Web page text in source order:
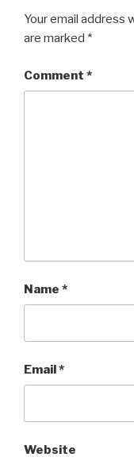
Your email address
are marked *
Comment *
Name *
Email*
Website